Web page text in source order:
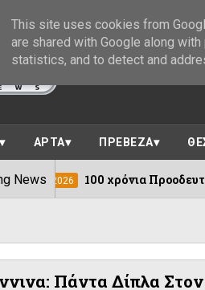
ΑΡΤΑ ΠΡΕΒΕΖΑ
News
χρόνια Προοδευτική Ένωση
Πάντα Δίπλα
This site uses cookies from
are shared with Google along
statistics, and to detect and